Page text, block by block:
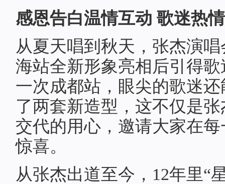
感恩告白温情互动 歌迷热
从夏天唱到秋天，张杰演
海站全新形象亮相后引得
一次成都站，眼尖的歌迷
了两套新造型，这不仅是
交代的用心，邀请大家在
惊喜。
从张杰出道至今，12年里“